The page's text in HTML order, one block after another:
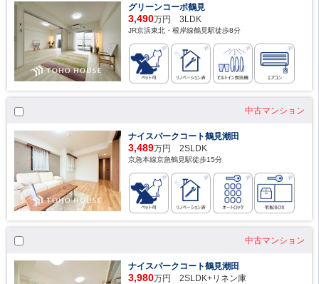
グリーンコーポ鶴見
3,490万円 3LDK
JR京浜東北・根岸線鶴見駅徒歩8分
中古マンション
ナイスパークコート鶴見潮田
3,489万円 2SLDK
京急本線京急鶴見駅徒歩15分
中古マンション
ナイスパークコート鶴見潮田
3,980万円 2SLDK+リネン庫